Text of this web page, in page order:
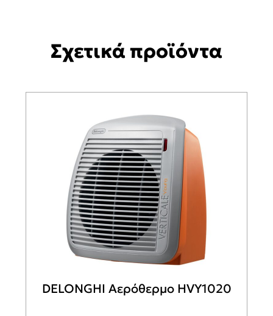
Σχετικά προϊόντα
DELONGHI Αερόθερμο HVY1020